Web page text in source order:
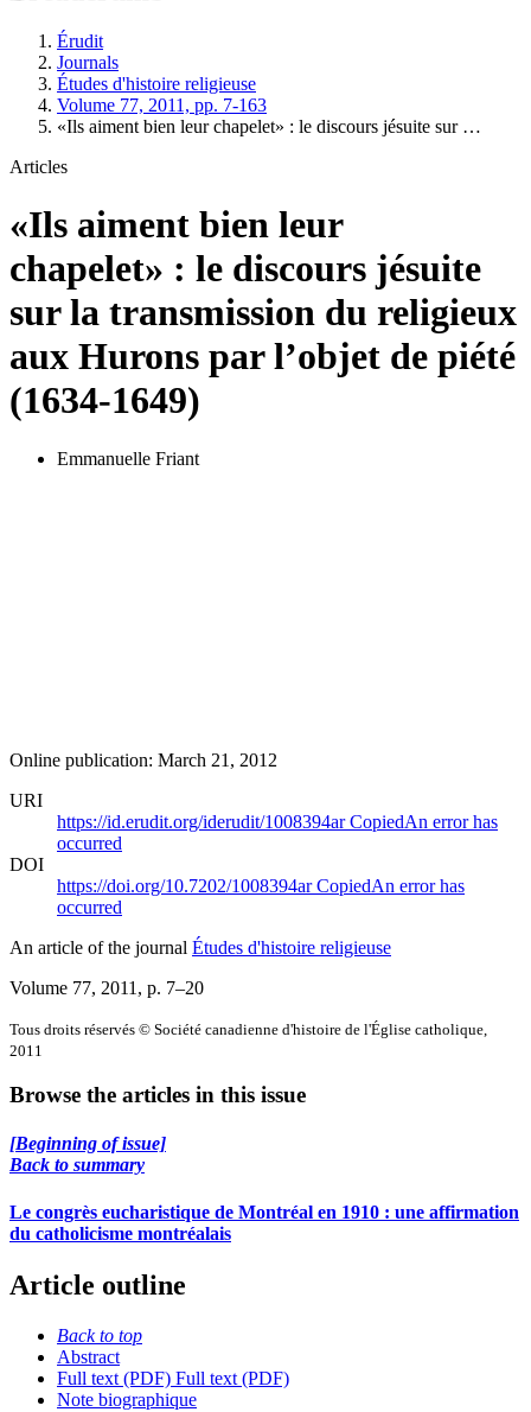
Érudit
Journals
Études d'histoire religieuse
Volume 77, 2011, pp. 7-163
«Ils aiment bien leur chapelet» : le discours jésuite sur …
Articles
«Ils aiment bien leur
chapelet» : le discours jésuite
sur la transmission du religieux
aux Hurons par l’objet de piété
(1634-1649)
Emmanuelle Friant
Online publication: March 21, 2012
URI
https://id.erudit.org/iderudit/1008394arCopiedAn error has
occurred
DOI
https://doi.org/10.7202/1008394arCopiedAn error has
occurred
An article of the journal Études d'histoire religieuse
Volume 77, 2011 , p. 7–20
Tous droits réservés © Société canadienne d'histoire de l'Église catholique,
2011
Browse the articles in this issue
[Beginning of issue]
Back to summary
Le congrès eucharistique de Montréal en 1910 : une affirmation
du catholicisme montréalais
Article outline
Back to top
Abstract
Full text (PDF) Full text (PDF)
Note biographique